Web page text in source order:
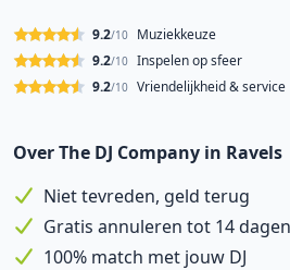
Muziekkeuze
9.2/10
Inspelen op sfeer
9.2/10
Vriendelijkheid & service
9.2/10
Over The DJ Company in Ravels
Niet tevreden, geld terug
Gratis annuleren tot 14
100% match met jouw DJ